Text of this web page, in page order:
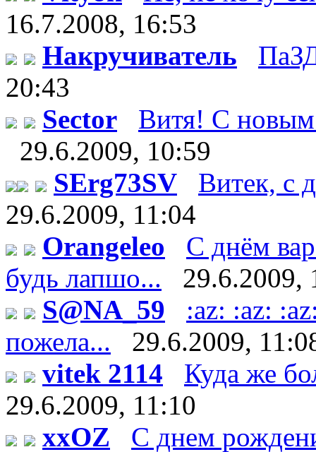
16.7.2008, 16:53
Накручиватель
20:43
Sector
Витя! С новым
29.6.2009, 10:59
SErg73SV
Витек, с
29.6.2009, 11:04
Orangeleo
С днём
будь лапшо...
29.6.2009,
S@NA_59
:az: :az:
пожела...
29.6.2009,
vitek 2114
Куда же
29.6.2009, 11:10
xxOZ
С днем